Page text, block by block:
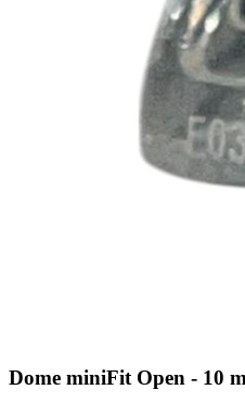
Dome miniFit Open - 10